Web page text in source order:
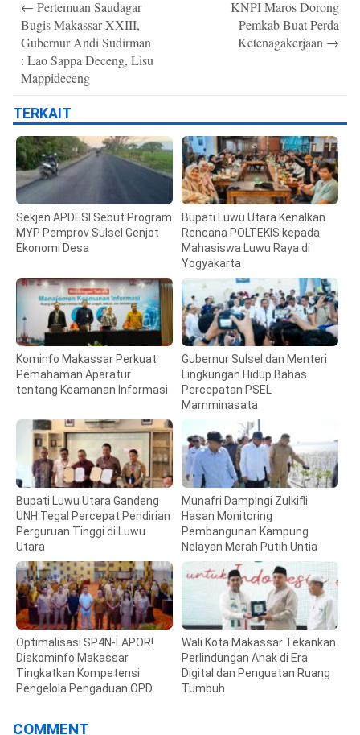
navigation
← Pertemuan Saudagar
Bugis Makassar XXIII,
Gubernur Andi Sudirman
: Lao Sappa Deceng, Lisu
Mappideceng
KNPI Maros Dorong
Pemkab Buat Perda
Ketenagakerjaan →
TERKAIT
Sekjen APDESI Sebut Program
MYP Pemprov Sulsel Genjot
Ekonomi Desa
Bupati Luwu Utara Kenalkan
Rencana POLTEKIS kepada
Mahasiswa Luwu Raya di
Yogyakarta
Kominfo Makassar Perkuat
Pemahaman Aparatur
tentang Keamanan Informasi
Gubernur Sulsel dan Menteri
Lingkungan Hidup Bahas
Percepatan PSEL
Mamminasata
Bupati Luwu Utara Gandeng
UNH Tegal Percepat Pendirian
Perguruan Tinggi di Luwu
Utara
Munafri Dampingi Zulkifli
Hasan Monitoring
Pembangunan Kampung
Nelayan Merah Putih Untia
Optimalisasi SP4N-LAPOR!
Diskominfo Makassar
Tingkatkan Kompetensi
Pengelola Pengaduan OPD
Wali Kota Makassar Tekankan
Perlindungan Anak di Era
Digital dan Penguatan Ruang
Tumbuh
COMMENT